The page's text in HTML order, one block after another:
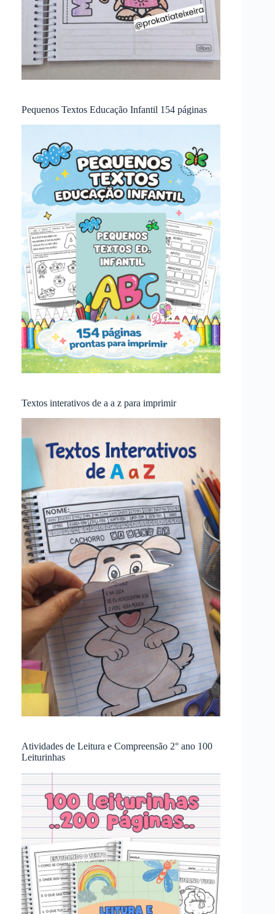
Pequenos Textos Educação Infantil 154 páginas
Textos interativos de a a z para imprimir
Atividades de Leitura e Compreensão 2° ano 100
Leiturinhas